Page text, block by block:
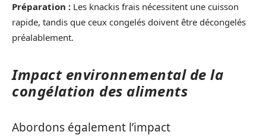
Préparation : Les knackis frais nécessitent une cuisson
rapide, tandis que ceux congelés doivent être décongelés
préalablement.
Impact environnemental de la
congélation des aliments
Abordons également l’impact